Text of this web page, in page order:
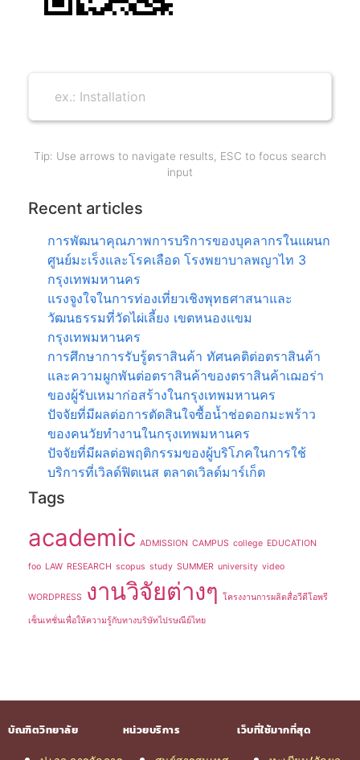
Tip: Use arrows to navigate results, ESC to focus search
input
Recent articles
การพัฒนาคุณภาพการบริการของบุคลากรในแผนก
ศูนย์มะเร็งและโรคเลือด โรงพยาบาลพญาไท 3
กรุงเทพมหานคร
แรงจูงใจในการท่องเที่ยวเชิงพุทธศาสนาและ
วัฒนธรรมที่วัดไผ่เลี้ยง เขตหนองแขม
กรุงเทพมหานคร
การศึกษาการรับรู้ตราสินค้า ทัศนคติต่อตราสินค้า
และความผูกพันต่อตราสินค้าของตราสินค้าเฌอร่า
ของผู้รับเหมาก่อสร้างในกรุงเทพมหานคร
ปัจจัยที่มีผลต่อการตัดสินใจซื้อน้ำช่อดอกมะพร้าว
ของคนวัยทำงานในกรุงเทพมหานคร
ปัจจัยที่มีผลต่อพฤติกรรมของผู้บริโภคในการใช้
บริการที่เวิลด์ฟิตเนส ตลาดเวิลด์มาร์เก็ต
Tags
academic ADMISSION CAMPUS college EDUCATION
foo LAW RESEARCH scopus study SUMMER university video
WORDPRESS งานวิจัยต่างๆ โครงงานการผลิตสื่อวีดีโอพรี
เซ็นเทชั่นเพื่อให้ความรู้กับทางบริษัทไปรษณีย์ไทย
บัณฑิตวิทยาลัย
หน่วยบริการ
เว็บที่ใช้มากที่สุด